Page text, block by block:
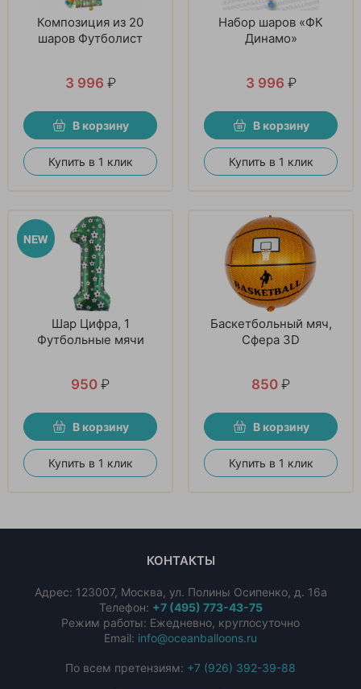
Композиция из 20
шаров Футболист
3 996 ₽
В корзину
Купить в 1 клик
Набор шаров «ФК
Динамо»
3 996 ₽
В корзину
Купить в 1 клик
Шар Цифра, 1
Футбольные мячи
950 ₽
В корзину
Купить в 1 клик
Баскетбольный мяч,
Сфера 3D
850 ₽
В корзину
Купить в 1 клик
КОНТАКТЫ
Адрес: 123007, Москва, ул. Полины Осипенко, д. 16а
Телефон: +7 (495) 773-43-75
Режим работы: Ежедневно, круглосуточно
Email: info@oceanballoons.ru
По всем претензиям: +7 (926) 392-39-88